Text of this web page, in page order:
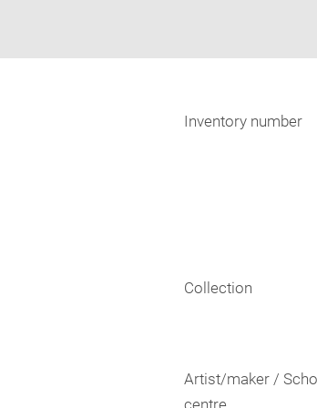
Inventory number
Collection
Artist/maker /
centre